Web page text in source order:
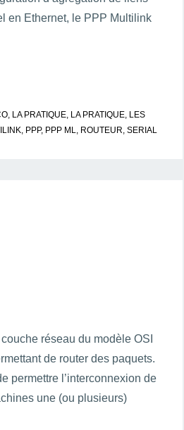
en Ethernet, le PPP Multilink
, LA PRATIQUE, LA PRATIQUE, LES
, PPP, PPP ML, ROUTEUR, SERIAL
réseau du modèle OSI
de router des paquets.
permettre l’interconnexion de
une (ou plusieurs)